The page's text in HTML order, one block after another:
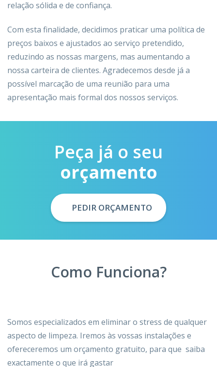
relação sólida e de confiança.
Com esta finalidade, decidimos praticar uma política de
preços baixos e ajustados ao serviço pretendido,
reduzindo as nossas margens, mas aumentando a
nossa carteira de clientes. Agradecemos desde já a
possível marcação de uma reunião para uma
apresentação mais formal dos nossos serviços.
Peça já o seu
orçamento
PEDIR ORÇAMENTO
Como Funciona?
Somos especializados em eliminar o stress de qualquer
aspecto de limpeza. Iremos às vossas instalações e
ofereceremos um orçamento gratuito, para que saiba
exactamente o que irá gastar